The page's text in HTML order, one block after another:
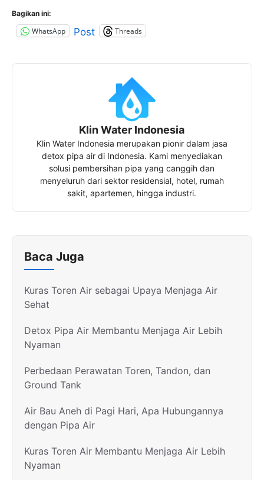
Bagikan ini:
WhatsApp Post Threads
Klin Water Indonesia
Klin Water Indonesia merupakan pionir dalam jasa
detox pipa air di Indonesia. Kami menyediakan
solusi pembersihan pipa yang canggih dan
menyeluruh dari sektor residensial, hotel, rumah
sakit, apartemen, hingga industri.
Baca Juga
Kuras Toren Air sebagai Upaya Menjaga Air
Sehat
Detox Pipa Air Membantu Menjaga Air Lebih
Nyaman
Perbedaan Perawatan Toren, Tandon, dan
Ground Tank
Air Bau Aneh di Pagi Hari, Apa Hubungannya
dengan Pipa Air
Kuras Toren Air Membantu Menjaga Air Lebih
Nyaman